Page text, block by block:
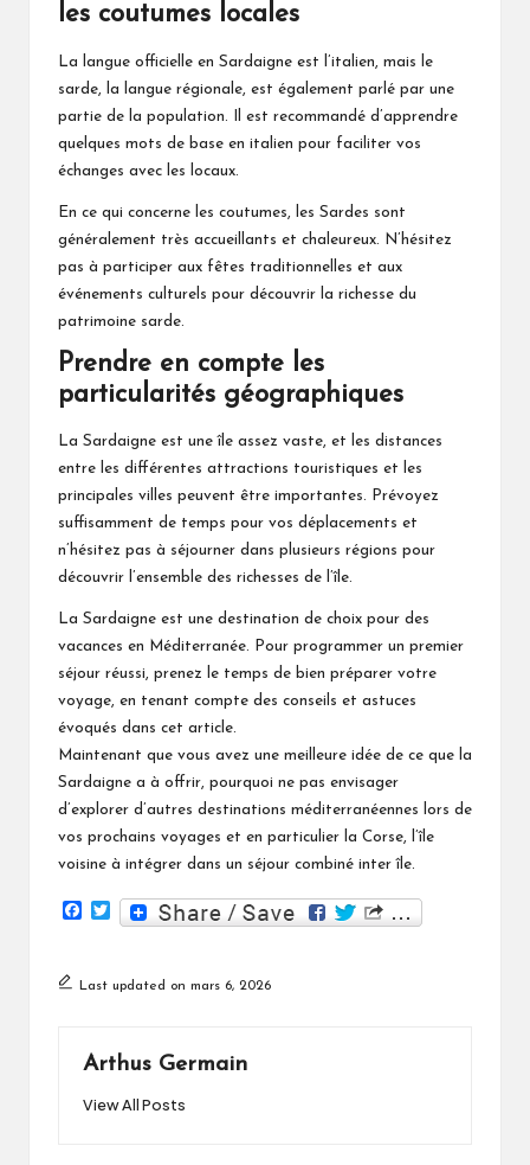
les coutumes locales
La langue officielle en Sardaigne est l’italien, mais le
sarde, la langue régionale, est également parlé par une
partie de la population. Il est recommandé d’apprendre
quelques mots de base en italien pour faciliter vos
échanges avec les locaux.
En ce qui concerne les coutumes, les Sardes sont
généralement très accueillants et chaleureux. N’hésitez
pas à participer aux fêtes traditionnelles et aux
événements culturels pour découvrir la richesse du
patrimoine sarde.
Prendre en compte les
particularités géographiques
La Sardaigne est une île assez vaste, et les distances
entre les différentes attractions touristiques et les
principales villes peuvent être importantes. Prévoyez
suffisamment de temps pour vos déplacements et
n’hésitez pas à séjourner dans plusieurs régions pour
découvrir l’ensemble des richesses de l’île.
La Sardaigne est une destination de choix pour des
vacances en Méditerranée. Pour programmer un premier
séjour réussi, prenez le temps de bien préparer votre
voyage, en tenant compte des conseils et astuces
évoqués dans cet article.
Maintenant que vous avez une meilleure idée de ce que la
Sardaigne a à offrir, pourquoi ne pas envisager
d’explorer d’autres destinations méditerranéennes lors de
vos prochains voyages et en particulier la Corse, l’île
voisine à intégrer dans un séjour combiné inter île.
b
w
t
Last updated on mars 6, 2026
Arthus Germain
View All Posts